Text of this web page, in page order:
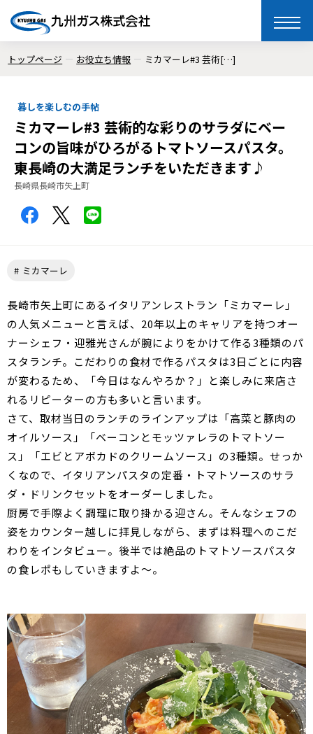
toggle
トップページ お役立ち情報 ミカマーレ#3 芸術[…]
暮しを楽しむの手帖
ミカマーレ#3 芸術的な彩りのサラダにベー
コンの旨味がひろがるトマトソースパスタ。
東長崎の大満足ランチをいただきます♪
長崎県長崎市矢上町
ミカマーレ
長崎市矢上町にあるイタリアンレストラン「ミカマーレ」
の人気メニューと言えば、20年以上のキャリアを持つオー
ナーシェフ・迎雅光さんが腕によりをかけて作る3種類のパ
スタランチ。こだわりの食材で作るパスタは3日ごとに内容
が変わるため、「今日はなんやろか？」と楽しみに来店さ
れるリピーターの方も多いと言います。
さて、取材当日のランチのラインアップは「高菜と豚肉の
オイルソース」「ベーコンとモッツァレラのトマトソー
ス」「エビとアボカドのクリームソース」の3種類。せっか
くなので、イタリアンパスタの定番・トマトソースのサラ
ダ・ドリンクセットをオーダーしました。
厨房で手際よく調理に取り掛かる迎さん。そんなシェフの
姿をカウンター越しに拝見しながら、まずは料理へのこだ
わりをインタビュー。後半では絶品のトマトソースパスタ
の食レポもしていきますよ～。